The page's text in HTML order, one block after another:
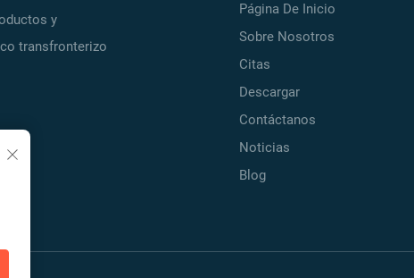
y
transfronterizo
Página De Inicio
Sobre Nosotros
Citas
Descargar
Contáctanos
Noticias
Blog